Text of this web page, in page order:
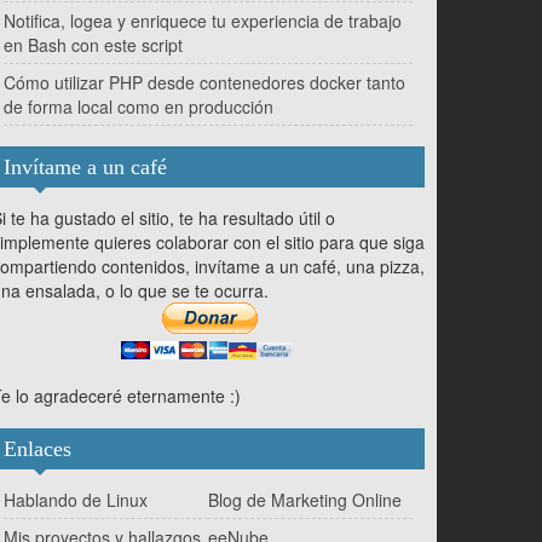
Notifica, logea y enriquece tu experiencia de trabajo
en Bash con este script
Cómo utilizar PHP desde contenedores docker tanto
de forma local como en producción
Invítame a un café
te ha gustado el sitio, te ha resultado útil o
quieres colaborar con el sitio para que siga
contenidos, invítame a un café, una pizza,
ensalada, o lo que se te ocurra.
lo agradeceré eternamente :)
Enlaces
Hablando de Linux
Blog de Marketing Online